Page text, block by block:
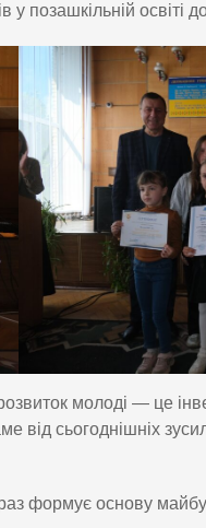
у позашкільній освіті
молоді — це
від сьогоднішніх
формує основу